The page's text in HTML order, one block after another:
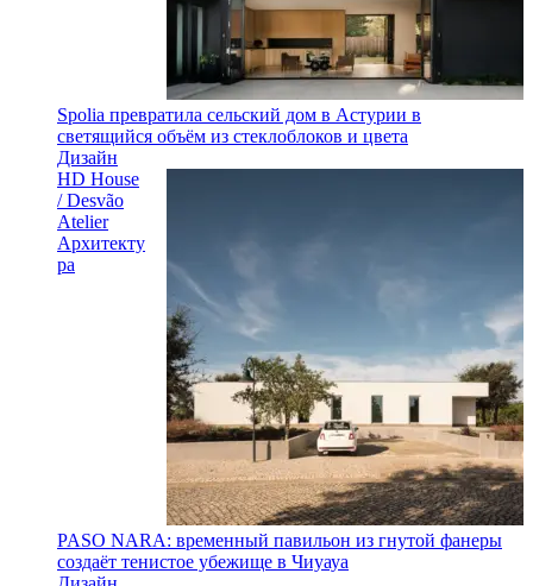
Spolia превратила сельский дом в Астурии в
светящийся объём из стеклоблоков и цвета
Дизайн
HD House
/ Desvão
Atelier
Архитекту
ра
PASO NARA: временный павильон из гнутой фанеры
создаёт тенистое убежище в Чиуауа